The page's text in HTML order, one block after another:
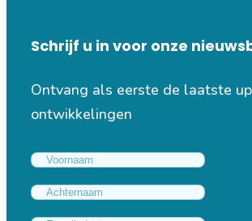
Schrijf u in voor onze
Ontvang als eerste de laatste
ontwikkelingen